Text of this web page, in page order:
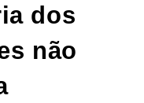
dos
não